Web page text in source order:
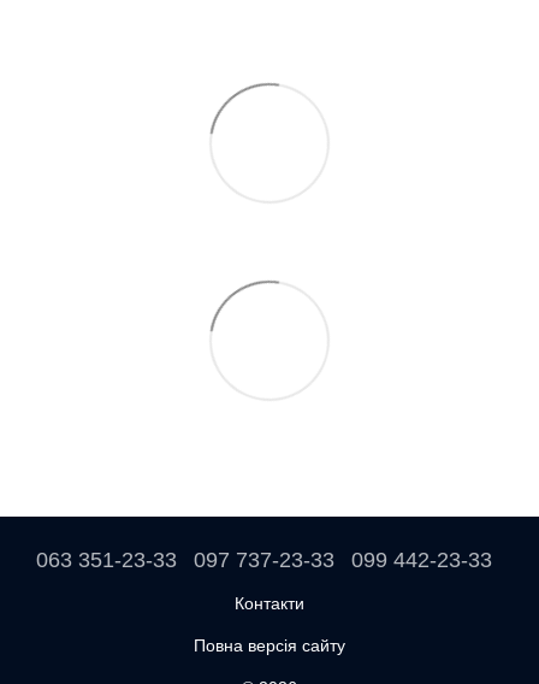
063 351-23-33 097 737-23-33 099 442-23-33
Контакти
Повна версія сайту